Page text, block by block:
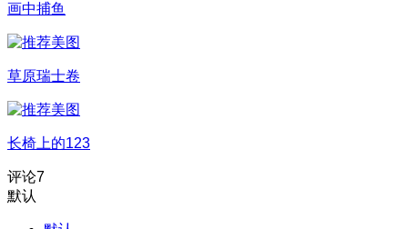
画中捕鱼
草原瑞士卷
长椅上的123
评论7
默认